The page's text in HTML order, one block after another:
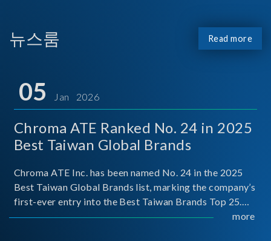
뉴스룸 Read more
05 Jan 2026
Chroma ATE Ranked No. 24 in 2025
Best Taiwan Global Brands
Chroma ATE Inc. has been named No. 24 in the 2025
Best Taiwan Global Brands list, marking the company’s
first-ever entry into the Best Taiwan Brands Top 25.
This recognition represents a significant milestone for
more